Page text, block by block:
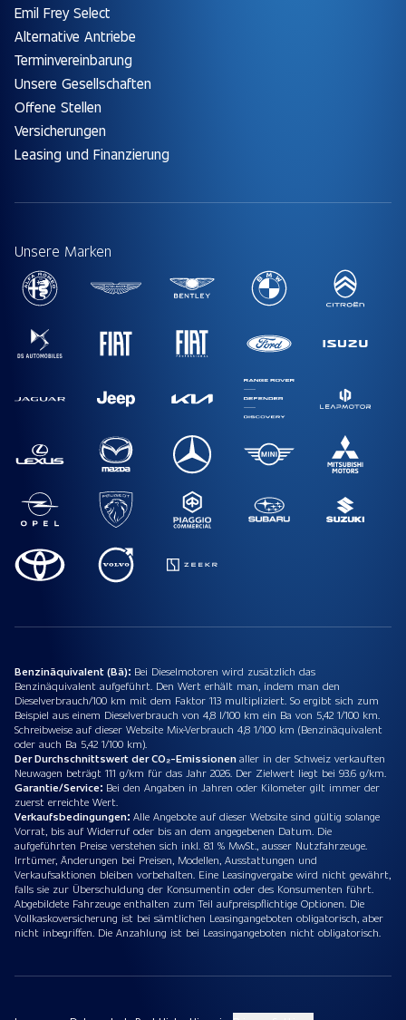
Emil Frey Select
Alternative Antriebe
Terminvereinbarung
Unsere Gesellschaften
Offene Stellen
Versicherungen
Leasing und Finanzierung
Unsere Marken
Benzinäquivalent (Bä): Bei Dieselmotoren wird zusätzlich das
Benzinäquivalent aufgeführt. Den Wert erhält man, indem man den
Dieselverbrauch/100 km mit dem Faktor 113 multipliziert. So ergibt sich zum
Beispiel aus einem Dieselverbrauch von 4,8 l/100 km ein Ba von 5,42 1/100 km.
Schreibweise auf dieser Website Mix-Verbrauch 4,8 1/100 km (Benzinäquivalent
oder auch Ba 5,42 1/100 km).
Der Durchschnittswert der CO₂-Emissionenaller in der Schweiz verkauften
Neuwagen beträgt 111 g/km für das Jahr 2026. Der Zielwert liegt bei 93.6 g/km.
Garantie/Service: Bei den Angaben in Jahren oder Kilometer gilt immer der
zuerst erreichte Wert.
Verkaufsbedingungen: Alle Angebote auf dieser Website sind gültig solange
Vorrat, bis auf Widerruf oder bis an dem angegebenen Datum. Die
aufgeführten Preise verstehen sich inkl. 8.1 % MwSt., ausser Nutzfahrzeuge.
Irrtümer, Änderungen bei Preisen, Modellen, Ausstattungen und
Verkaufsaktionen bleiben vorbehalten. Eine Leasingvergabe wird nicht gewährt,
falls sie zur Überschuldung der Konsumentin oder des Konsumenten führt.
Abgebildete Fahrzeuge enthalten zum Teil aufpreispflichtige Optionen. Die
Vollkaskoversicherung ist bei sämtlichen Leasingangeboten obligatorisch, aber
nicht inbegriffen. Die Anzahlung ist bei Leasingangeboten nicht obligatorisch.